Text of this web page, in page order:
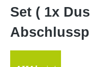
Set ( 1x